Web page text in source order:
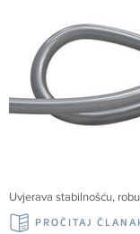
Uvjerava stabilnošću,
PROČITAJ